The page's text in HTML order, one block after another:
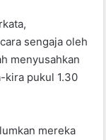
sengaja oleh
menyusahkan
kira pukul 1.30
mereka